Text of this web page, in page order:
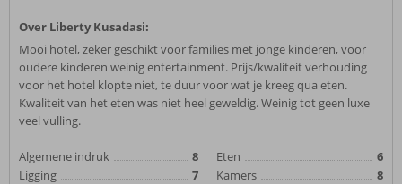
Over Liberty Kusadasi:
Mooi hotel, zeker geschikt voor families met jonge kinderen, voor
oudere kinderen weinig entertainment. Prijs/kwaliteit verhouding
voor het hotel klopte niet, te duur voor wat je kreeg qua eten.
Kwaliteit van het eten was niet heel geweldig. Weinig tot geen luxe
veel vulling.
Algemene indruk
8
Ligging
7
Eten
6
Kamers
8